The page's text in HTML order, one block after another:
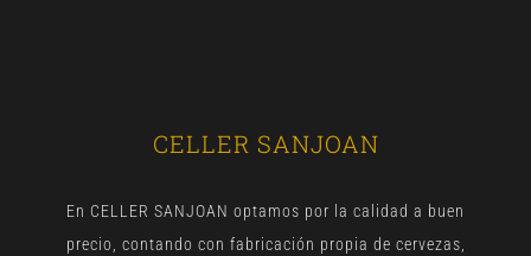
CELLER SANJOAN
En CELLER SANJOAN optamos por la calidad a buen
precio, contando con fabricación propia de cervezas,